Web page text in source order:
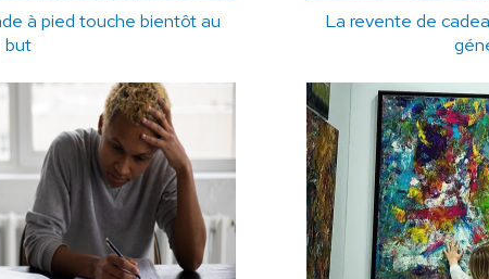
à pied touche bientôt au
but
La revente de